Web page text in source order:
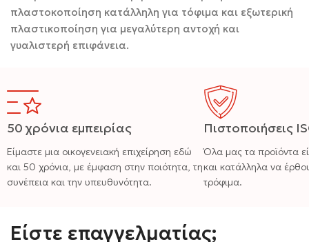
πλαστοκοποίηση κατάλληλη για τόφιμα και εξωτερική
πλαστικοποίηση για μεγαλύτερη αντοχή και
γυαλιστερή επιφάνεια.
50 χρόνια εμπειρίας
Είμαστε μια οικογενειακή επιχείρηση εδώ
και 50 χρόνια, με έμφαση στην ποιότητα, τη
συνέπεια και την υπευθυνότητα.
Πιστοποιήσεις
Όλα μας τα προϊόντα
και κατάλληλα να
τρόφιμα.
Είστε επαγγελματίας;